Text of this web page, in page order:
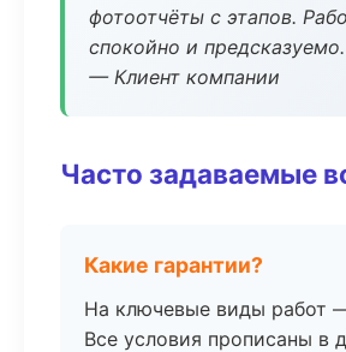
фотоотчёты с этапов.
спокойно и предсказуемо.
— Клиент компании
Часто задаваемые
Какие гарантии?
На ключевые виды работ
Все условия прописаны в